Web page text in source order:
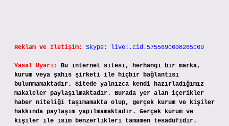
Reklam ve İletişim: Skype: live:.cid.575569c608265c69
Yasal Uyarı:
Bu internet sitesi, herhangi bir marka,
kurum veya şahıs şirketi ile hiçbir bağlantısı
bulunmamaktadır. Sitede yalnızca kendi hazırladığımız
makaleler paylaşılmaktadır. Burada yer alan içerikler
haber niteliği taşımamakta olup, gerçek kurum ve kişiler
hakkında paylaşım yapılmamaktadır. Gerçek kurum ve
kişiler ile isim benzerlikleri tamamen tesadüfidir.